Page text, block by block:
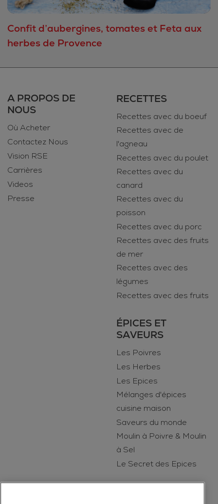
Confit d’aubergines, tomates et Feta aux
herbes de Provence
A PROPOS DE
NOUS
Où Acheter
Contactez Nous
Vision RSE
Carrières
Videos
Presse
RECETTES
Recettes avec du boeuf
Recettes avec de
l'agneau
Recettes avec du poulet
Recettes avec du
canard
Recettes avec du
poisson
Recettes avec du porc
Recettes avec des fruits
de mer
Recettes avec des
légumes
Recettes avec des fruits
ÉPICES ET
SAVEURS
Les Poivres
Les Herbes
Les Epices
Mélanges d'épices
cuisine maison
Saveurs du monde
Moulin à Poivre & Moulin
à Sel
Le Secret des Epices